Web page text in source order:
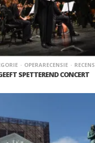
OPERARECENSIE
SPETTEREND CONCERT